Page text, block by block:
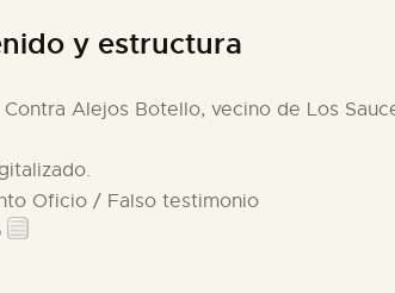
y estructura
Contra Alejos Botello, vecino de Los
Oficio / Falso testimonio